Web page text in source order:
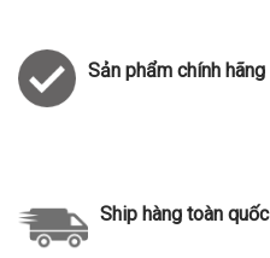
Sản phẩm chính hãng
Ship hàng toàn quốc